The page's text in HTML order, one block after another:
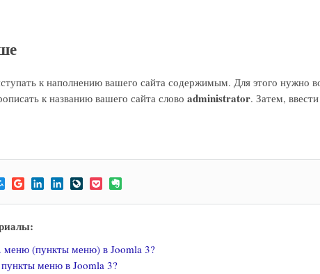
к наполнению вашего сайта содержимым. Для этого нужно
к названию вашего сайта слово administrator. Затем,
меню (пункты меню) в Joomla 3?
пункты меню в Joomla 3?